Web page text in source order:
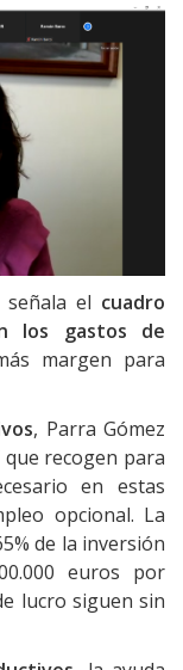
el cuadro
los gastos de
margen para
, Parra Gómez
recogen para
en estas
opcional. La
de la inversión
euros por
lucro siguen sin